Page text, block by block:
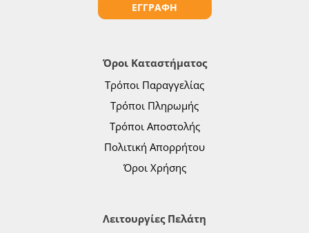
Όροι Καταστήματος
Τρόποι Παραγγελίας
Τρόποι Πληρωμής
Τρόποι Αποστολής
Πολιτική Απορρήτου
Όροι Χρήσης
Λειτουργίες Πελάτη
ΕΓΓΡΑΦΗ